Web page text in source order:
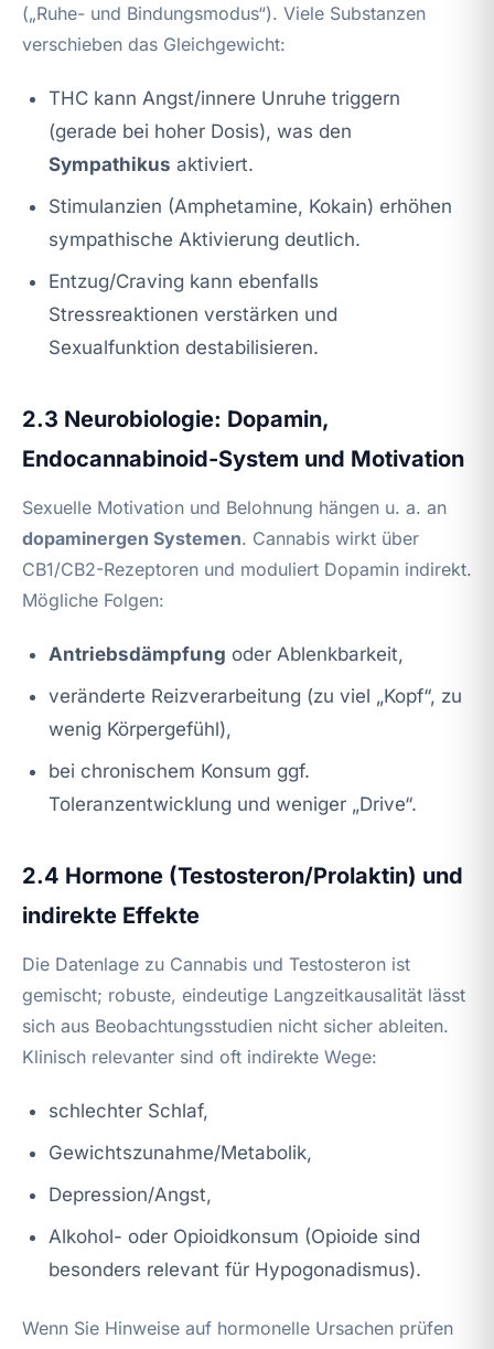
(„Ruhe- und Bindungsmodus“). Viele Substanzen
verschieben das Gleichgewicht:
THC kann Angst/innere Unruhe triggern
(gerade bei hoher Dosis), was den
Sympathikus aktiviert.
Stimulanzien (Amphetamine, Kokain) erhöhen
sympathische Aktivierung deutlich.
Entzug/Craving kann ebenfalls
Stressreaktionen verstärken und
Sexualfunktion destabilisieren.
2.3 Neurobiologie: Dopamin,
Endocannabinoid-System und Motivation
Sexuelle Motivation und Belohnung hängen u. a. an
dopaminergen Systemen. Cannabis wirkt über
CB1/CB2-Rezeptoren und moduliert Dopamin indirekt.
Mögliche Folgen:
Antriebsdämpfung oder Ablenkbarkeit,
veränderte Reizverarbeitung (zu viel „Kopf“, zu
wenig Körpergefühl),
bei chronischem Konsum ggf.
Toleranzentwicklung und weniger „Drive“.
2.4 Hormone (Testosteron/Prolaktin) und
indirekte Effekte
Die Datenlage zu Cannabis und Testosteron ist
gemischt; robuste, eindeutige Langzeitkausalität lässt
sich aus Beobachtungsstudien nicht sicher ableiten.
Klinisch relevanter sind oft indirekte Wege:
schlechter Schlaf,
Gewichtszunahme/Metabolik,
Depression/Angst,
Alkohol- oder Opioidkonsum (Opioide sind
besonders relevant für Hypogonadismus).
Wenn Sie Hinweise auf hormonelle Ursachen prüfen